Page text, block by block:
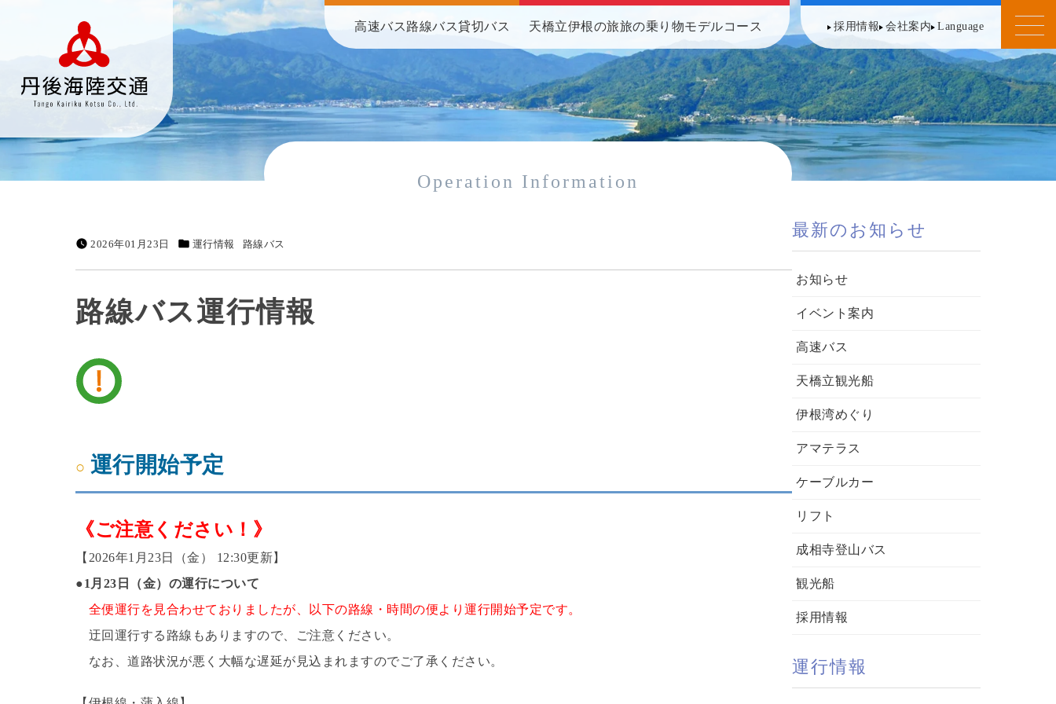
高速バス路線バス貸切バス 天橋立伊根の旅旅の乗り物モデルコース 採用情報 会社案内 Language
Operation Information
2026年01月23日 運行情報 路線バス
路線バス運行情報
運行開始予定
《ご注意ください！》
【2026年1月23日（金） 12:30更新】
●1月23日（金）の運行について
全便運行を見合わせておりましたが、以下の路線・時間の便より運行開始予定です。
迂回運行する路線もありますので、ご注意ください。
なお、道路状況が悪く大幅な遅延が見込まれますのでご了承ください。
最新のお知らせ
お知らせ
イベント案内
高速バス
天橋立観光船
伊根湾めぐり
アマテラス
ケーブルカー
リフト
成相寺登山バス
観光船
採用情報
運行情報